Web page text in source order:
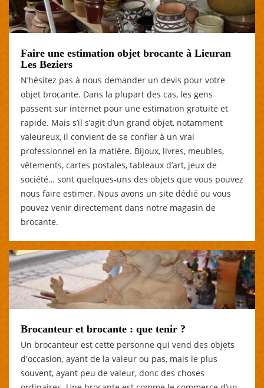
Faire une estimation objet brocante à Lieuran
Les Beziers
N’hésitez pas à nous demander un devis pour votre
objet brocante. Dans la plupart des cas, les gens
passent sur internet pour une estimation gratuite et
rapide. Mais s’il s’agit d’un grand objet, notamment
valeureux, il convient de se confier à un vrai
professionnel en la matière. Bijoux, livres, meubles,
vêtements, cartes postales, tableaux d’art, jeux de
société… sont quelques-uns des objets que vous pouvez
nous faire estimer. Nous avons un site dédié ou vous
pouvez venir directement dans notre magasin de
brocante.
Brocanteur et brocante : que tenir ?
Un brocanteur est cette personne qui vend des objets
d'occasion, ayant de la valeur ou pas, mais le plus
souvent, ayant peu de valeur, donc des choses